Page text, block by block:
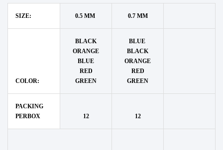
SIZE: 0.5 MM 0.7 MM
COLOR:
BLACK
ORANGE
BLUE
RED
GREEN
BLUE
BLACK
ORANGE
RED
GREEN
PACKING
PERBOX
12 12